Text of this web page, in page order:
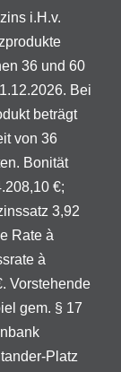
i.H.v.
36 und 60
Bei
beträgt
von 36
Bonität
€;
3,92
Rate à
à
Vorstehende
gem. § 17
Platz